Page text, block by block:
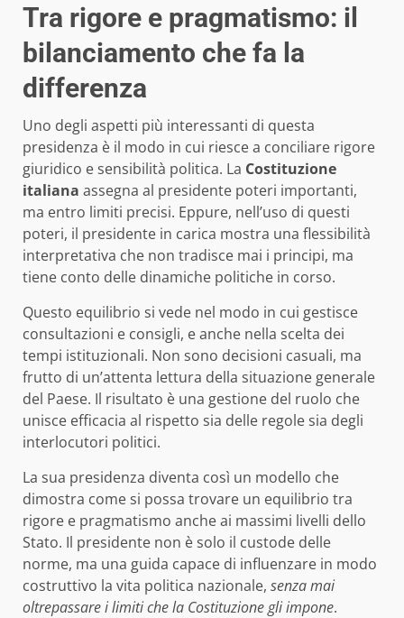
Tra rigore e pragmatismo: il
bilanciamento che fa la
differenza
Uno degli aspetti più interessanti di questa
presidenza è il modo in cui riesce a conciliare rigore
giuridico e sensibilità politica. La Costituzione
italiana assegna al presidente poteri importanti,
ma entro limiti precisi. Eppure, nell’uso di questi
poteri, il presidente in carica mostra una flessibilità
interpretativa che non tradisce mai i principi, ma
tiene conto delle dinamiche politiche in corso.
Questo equilibrio si vede nel modo in cui gestisce
consultazioni e consigli, e anche nella scelta dei
tempi istituzionali. Non sono decisioni casuali, ma
frutto di un’attenta lettura della situazione generale
del Paese. Il risultato è una gestione del ruolo che
unisce efficacia al rispetto sia delle regole sia degli
interlocutori politici.
La sua presidenza diventa così un modello che
dimostra come si possa trovare un equilibrio tra
rigore e pragmatismo anche ai massimi livelli dello
Stato. Il presidente non è solo il custode delle
norme, ma una guida capace di influenzare in modo
costruttivo la vita politica nazionale, senza mai
oltrepassare i limiti che la Costituzione gli impone.